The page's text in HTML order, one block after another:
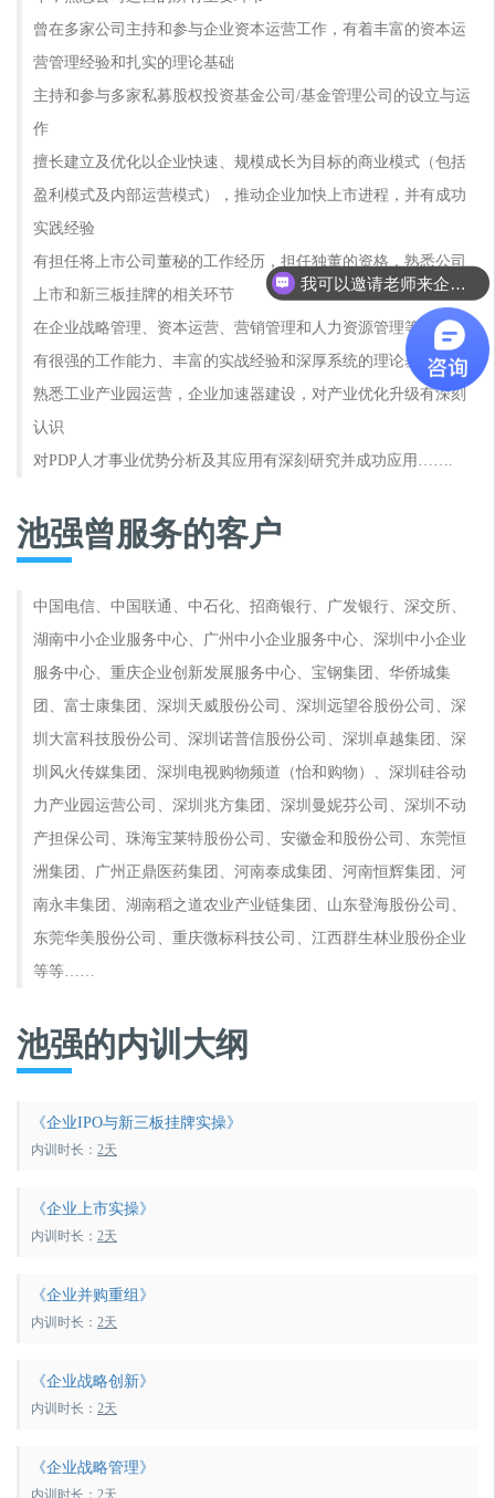
曾在多家公司主持和参与企业资本运营工作，有着丰富的资本运
营管理经验和扎实的理论基础
主持和参与多家私募股权投资基金公司/基金管理公司的设立与运
作
擅长建立及优化以企业快速、规模成长为目标的商业模式（包括
盈利模式及内部运营模式），推动企业加快上市进程，并有成功
实践经验
有担任将上市公司董秘的工作经历，担任独董的资格，熟悉公司
上市和新三板挂牌的相关环节
在企业战略管理、资本运营、营销管理和人力资源管理等方面均
有很强的工作能力、丰富的实战经验和深厚系统的理论基础
熟悉工业产业园运营，企业加速器建设，对产业优化升级有深刻
认识
对PDP人才事业优势分析及其应用有深刻研究并成功应用…….
池强曾服务的客户
中国电信、中国联通、中石化、招商银行、广发银行、深交所、
湖南中小企业服务中心、广州中小企业服务中心、深圳中小企业
服务中心、重庆企业创新发展服务中心、宝钢集团、华侨城集
团、富士康集团、深圳天威股份公司、深圳远望谷股份公司、深
圳大富科技股份公司、深圳诺普信股份公司、深圳卓越集团、深
圳风火传媒集团、深圳电视购物频道（怡和购物）、深圳硅谷动
力产业园运营公司、深圳兆方集团、深圳曼妮芬公司、深圳不动
产担保公司、珠海宝莱特股份公司、安徽金和股份公司、东莞恒
洲集团、广州正鼎医药集团、河南泰成集团、河南恒辉集团、河
南永丰集团、湖南稻之道农业产业链集团、山东登海股份公司、
东莞华美股份公司、重庆微标科技公司、江西群生林业股份企业
等等……
池强的内训大纲
《企业IPO与新三板挂牌实操》
内训时长： 2天
《企业上市实操》
内训时长： 2天
《企业并购重组》
内训时长： 2天
《企业战略创新》
内训时长： 2天
《企业战略管理》
内训时长： 2天
邀请老师是怎么联系呢？